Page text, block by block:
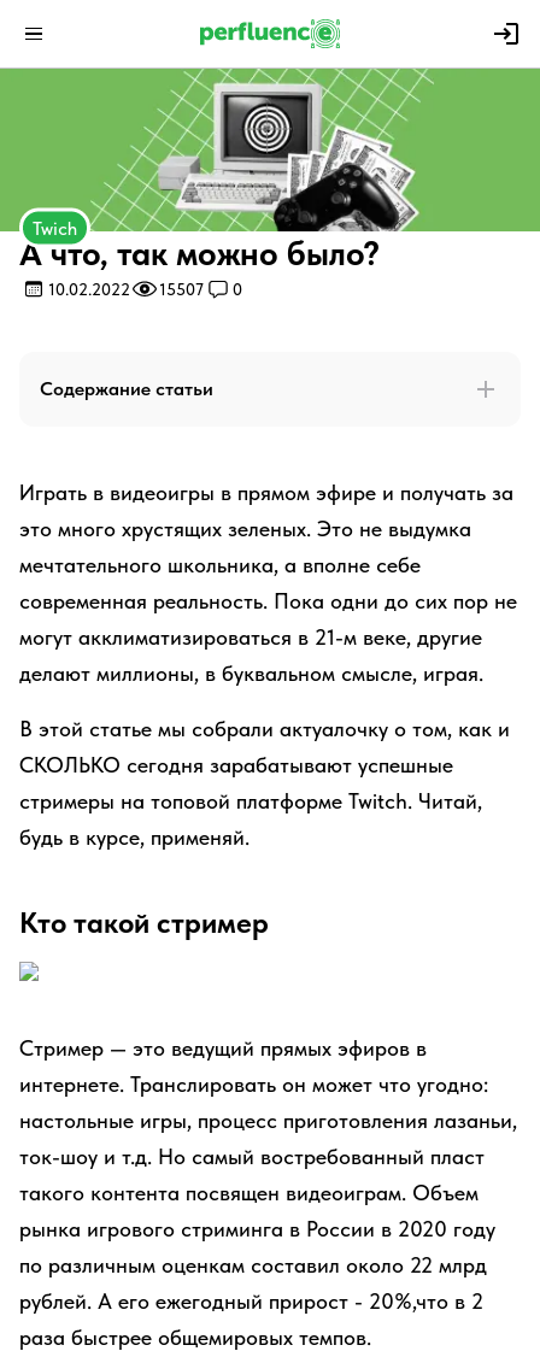
Twich
А что, так можно было?
10.02.2022 15507 0
Содержание статьи
Играть в видеоигры в прямом эфире и получать за
это много хрустящих зеленых. Это не выдумка
мечтательного школьника, а вполне себе
современная реальность. Пока одни до сих пор не
могут акклиматизироваться в 21-м веке, другие
делают миллионы, в буквальном смысле, играя.
В этой статье мы собрали актуалочку о том, как и
СКОЛЬКО сегодня зарабатывают успешные
стримеры на топовой платформе Twitch. Читай,
будь в курсе, применяй.
Кто такой стример
Стример — это ведущий прямых эфиров в
интернете. Транслировать он может что угодно:
настольные игры, процесс приготовления лазаньи,
ток-шоу и т.д. Но самый востребованный пласт
такого контента посвящен видеоиграм. Объем
рынка игрового стриминга в России в 2020 году
по различным оценкам составил около 22 млрд
рублей. А его ежегодный прирост - 20%,что в 2
раза быстрее общемировых темпов.